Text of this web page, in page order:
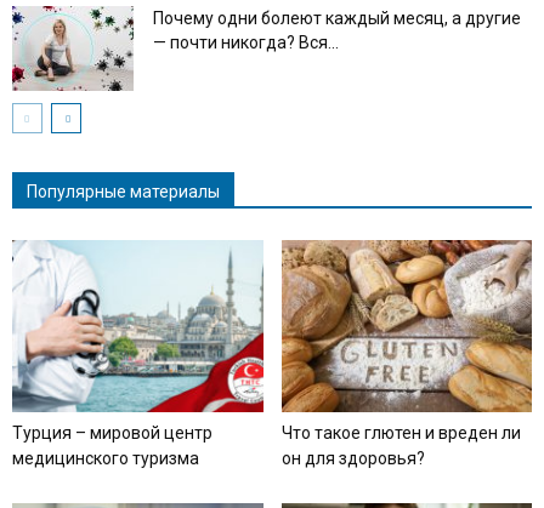
Почему одни болеют каждый месяц, а другие
— почти никогда? Вся...
Популярные материалы
Турция – мировой центр
медицинского туризма
Что такое глютен и вреден ли
он для здоровья?